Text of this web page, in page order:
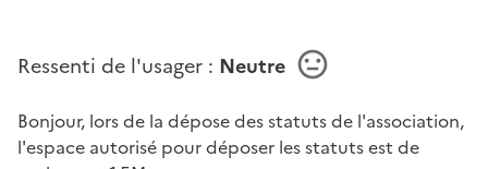
Ressenti de l'usager : Neutre
Bonjour, lors de la dépose des statuts de l'association,
l'espace autorisé pour déposer les statuts est de